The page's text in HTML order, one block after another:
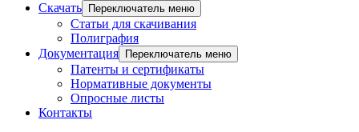
Скачать
Переключатель меню
Статьи для скачивания
Полиграфия
Документация
Переключатель меню
Патенты и сертификаты
Нормативные документы
Опросные листы
Контакты